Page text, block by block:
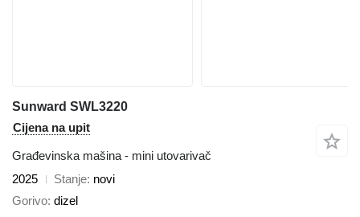
Sunward SWL3220
Cijena na upit
Građevinska mašina - mini utovarivač
2025
Stanje novi
Gorivo dizel